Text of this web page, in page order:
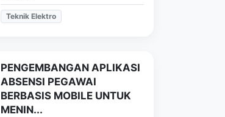
Teknik Elektro
PENGEMBANGAN APLIKASI
ABSENSI PEGAWAI
BERBASIS MOBILE UNTUK
MENIN...